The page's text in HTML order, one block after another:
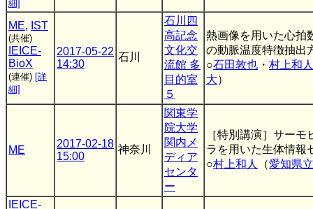
細]
ME, IST
(共催)
IEICE-
BioX
(連催) [詳
細]
2017-05-22
14:30
石川
石川四
高記念
文化交
流館 多
目的室
５
熱画像を用いた心拍
の動脈温度特徴抽出
○石田敦也 ・ 村上和人
大）
ME
2017-02-18
15:00
神奈川
関東学
院大学
関内メ
ディア
センタ
ー
［特別講演］サーモ
ラを用いた生体情報
○村上和人 （愛知県
IEICE-